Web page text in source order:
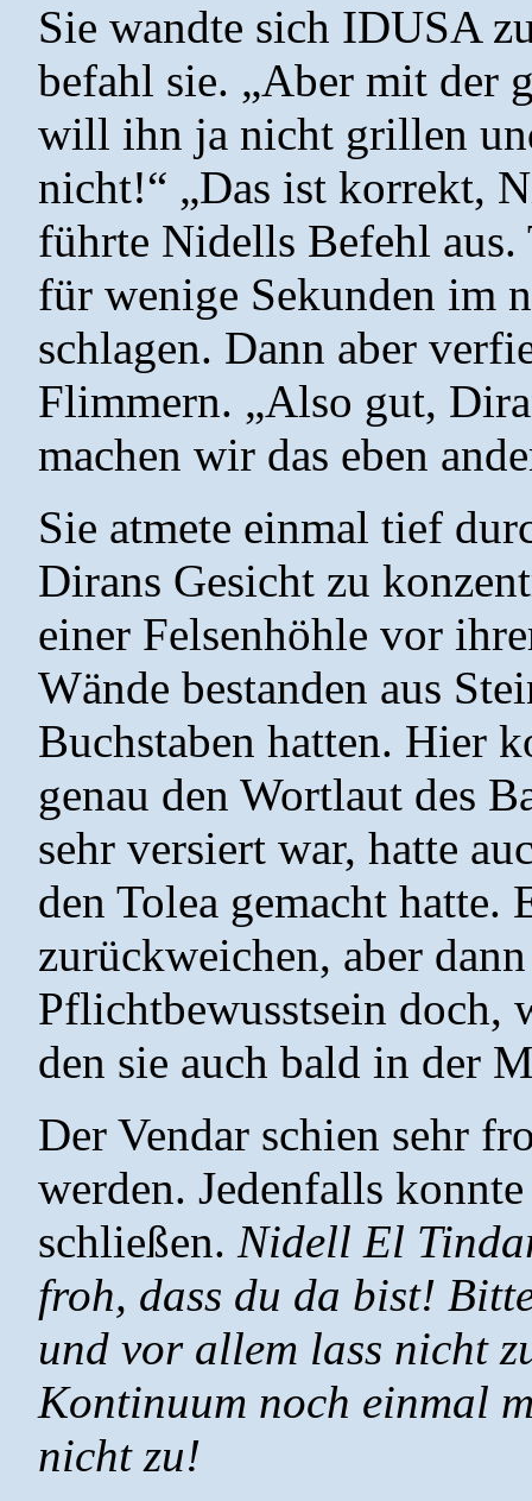
Sie wandte sich IDUSA
befahl sie. „Aber mit der
will ihn ja nicht grillen
nicht!“ „Das ist korrekt,
führte Nidells Befehl aus.
für wenige Sekunden im
schlagen. Dann aber
Flimmern. „Also gut,
machen wir das eben
Sie atmete einmal tief
Dirans Gesicht zu
einer Felsenhöhle vor
Wände bestanden aus
Buchstaben hatten. Hier
genau den Wortlaut des
sehr versiert war, hatte
den Tolea gemacht hatte.
zurückweichen, aber
Pflichtbewusstsein doch,
den sie auch bald in der
Der Vendar schien sehr
werden. Jedenfalls
schließen. Nidell El
froh, dass du da bist!
und vor allem lass nicht
Kontinuum noch einmal
nicht zu!